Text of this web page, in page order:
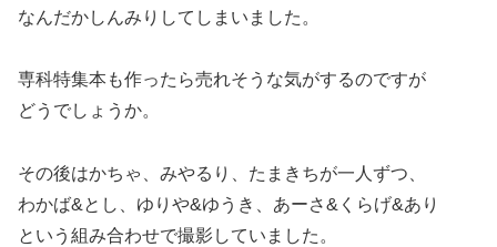
なんだかしんみりしてしまいました。
専科特集本も作ったら売れそうな気がするのですが
どうでしょうか。
その後はかちゃ、みやるり、たまきちが一人ずつ、
わかば&とし、ゆりや&ゆうき、あーさ&くらげ&あり
という組み合わせで撮影していました。